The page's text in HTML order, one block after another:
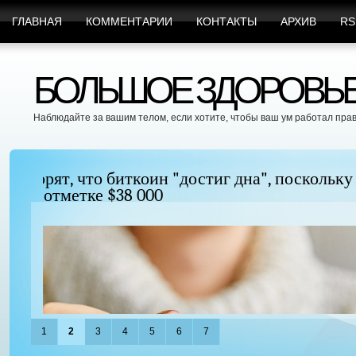
ГЛАВНАЯ КОММЕНТАРИИ КОНТАКТЫ АРХИВ
БОЛЬШОЕ
Наблюдайте за вашим телом, если хотите, чтобы ваш ум работал
Можно ли увеличить грудь без
придать ей форму?
1 2 3 4 5 6 7